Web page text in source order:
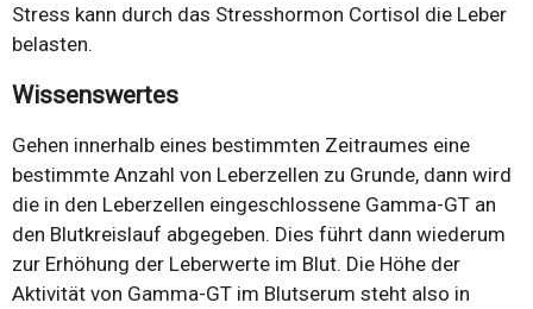
Stress kann durch das Stresshormon Cortisol die Leber
belasten.
Wissenswertes
Gehen innerhalb eines bestimmten Zeitraumes eine
bestimmte Anzahl von Leberzellen zu Grunde, dann wird
die in den Leberzellen eingeschlossene Gamma-GT an
den Blutkreislauf abgegeben. Dies führt dann wiederum
zur Erhöhung der Leberwerte im Blut. Die Höhe der
Aktivität von Gamma-GT im Blutserum steht also in